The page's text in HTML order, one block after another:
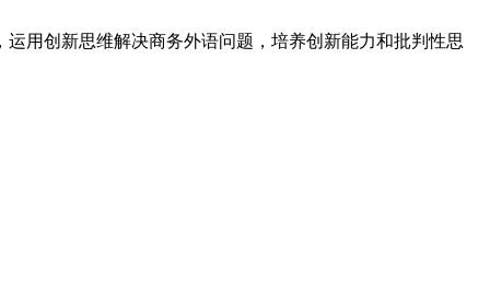
用创新思维解决商务外语问题，培养创新能力和批判性思